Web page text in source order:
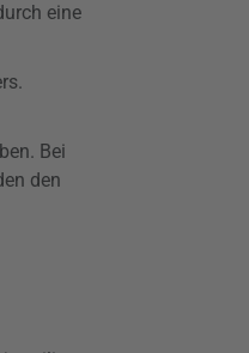
eine
Bei
den